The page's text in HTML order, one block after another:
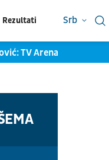
Rezultati Srb
TV Arena sport na